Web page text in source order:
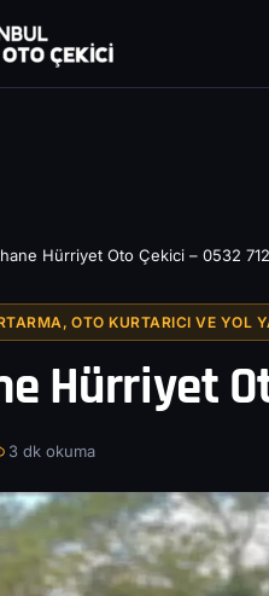
Hürriyet Oto Çekici – 0532
OTO KURTARICI VE YOL
Hürriyet
3 dk okuma